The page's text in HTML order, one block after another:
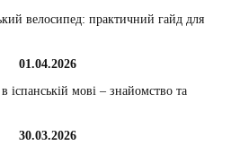
велосипед: практичний гайд для
01.04.2026
іспанській мові – знайомство та
30.03.2026